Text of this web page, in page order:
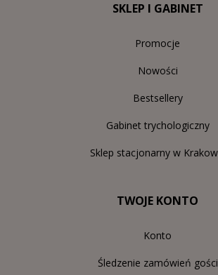
SKLEP I GABINET
Promocje
Nowości
Bestsellery
Gabinet trychologiczny
Sklep stacjonarny w
TWOJE KONTO
Konto
Śledzenie zamówień gości